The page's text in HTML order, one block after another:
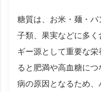
糖質は、お米・麺・
子類、果実などに多
ギー源として重要な
ると肥満や高血糖に
病の原因となるため